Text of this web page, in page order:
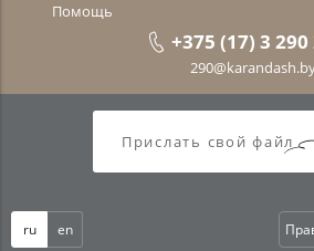
Помощь
+375 (17) 3 290
Прислать свой файл
ru en